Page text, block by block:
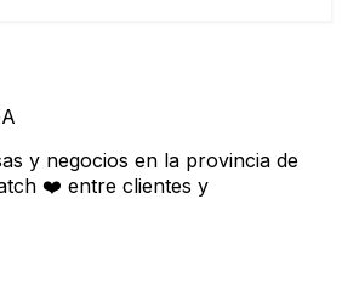
y negocios en la provincia de
❤️ entre clientes y